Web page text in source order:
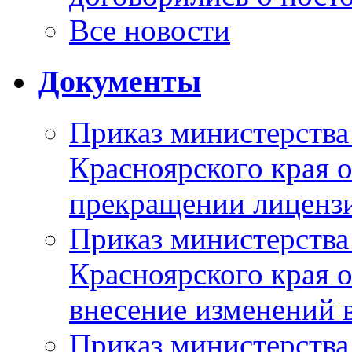
Все новости
Документы
Приказ
Красноярского
прекращении
Приказ
Красноярского
внесение изменений
Приказ